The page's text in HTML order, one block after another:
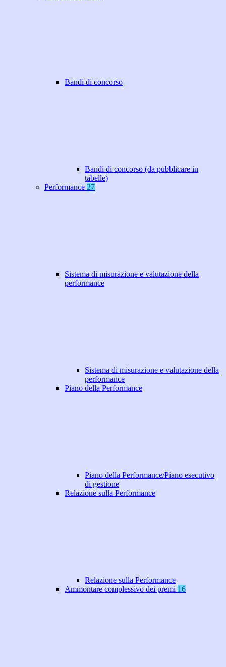
Bandi di concorso
Bandi di concorso (da pubblicare in
tabelle)
Performance 27
Sistema di misurazione e valutazione della
performance
Sistema di misurazione e valutazione della
performance
Piano della Performance
Piano della Performance/Piano esecutivo
di gestione
Relazione sulla Performance
Relazione sulla Performance
Ammontare complessivo dei premi 16